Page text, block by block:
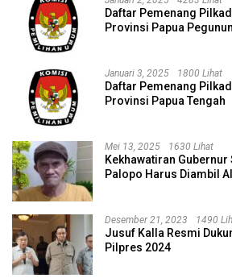
Daftar Pemenang
Provinsi Papua
Januari 3, 2025 1800 Lihat
Daftar Pemenang
Provinsi Papua Tengah
Mei 13, 2025 1630 Lihat
Kekhawatiran Gubernur
Palopo Harus Diambil
Desember 21, 2023 1490
Jusuf Kalla Resmi
Pilpres 2024